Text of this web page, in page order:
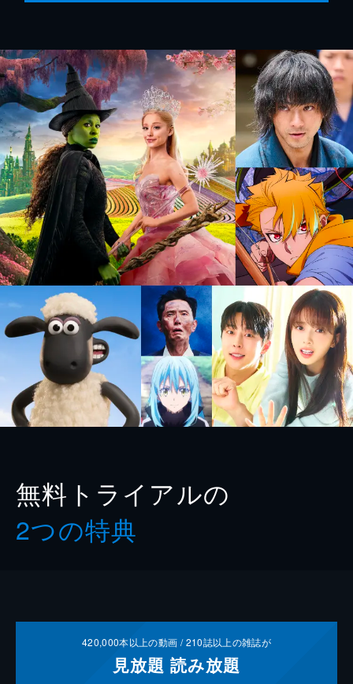
無料トライアルの
2つの特典
420,000本以上の動画 /210誌以上の雑誌が
見放題 読み放題